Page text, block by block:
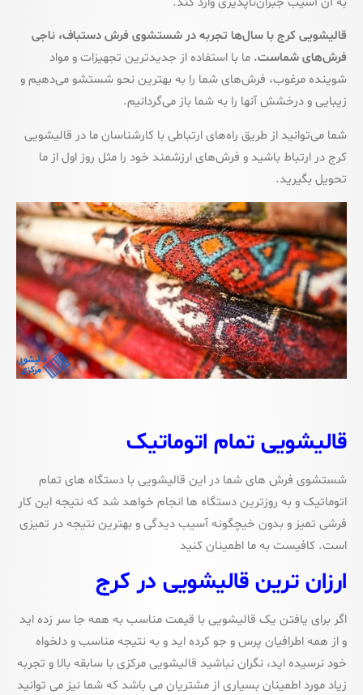
قالیشویی کرج با سال‌ها تجربه در شستشوی فرش دستباف، ناجی
فرش‌های شماست. ما با استفاده از جدیدترین تجهیزات و مواد
شوینده مرغوب، فرش‌های شما را به بهترین نحو شستشو می‌دهیم و
زیبایی و درخشش آنها را به شما باز می‌گردانیم.
شما می‌توانید از طریق راه‌های ارتباطی با کارشناسان ما در قالیشویی
کرج در ارتباط باشید و فرش‌های ارزشمند خود را مثل روز اول از ما
تحویل بگیرید.
قالیشویی تمام اتوماتیک
شستشوی فرش های شما در این قالیشویی با دستگاه های تمام
اتوماتیک و به روزترین دستگاه ها انجام خواهد شد که نتیجه این کار
فرشی تمیز و بدون خیچگونه آسیب دیدگی و بهترین نتیجه در تمیزی
است. کافیست به ما اطمینان کنید
ارزان ترین قالیشویی در کرج
اگر برای یافتن یک قالیشویی با قیمت مناسب به همه جا سر زده اید
و از همه اطرافیان پرس و جو کرده اید و به نتیجه مناسب و دلخواه
خود نرسیده اید، نگران نباشید قالیشویی مرکزی با سابقه بالا و تجربه
زیاد مورد اطمینان بسیاری از مشتریان می باشد که شما نیز می توانید